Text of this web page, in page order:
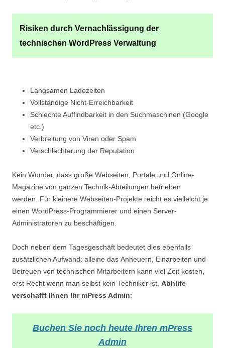
Risiken durch Vernachlässigung der
technischen WordPress Verwaltung
Langsamen Ladezeiten
Vollständige Nicht-Erreichbarkeit
Schlechte Auffindbarkeit in den Suchmaschinen (Google
etc.)
Verbreitung von Viren oder Spam
Verschlechterung der Reputation
Kein Wunder, dass große Webseiten, Portale und Online-
Magazine von ganzen Technik-Abteilungen betrieben
werden. Für kleinere Webseiten-Projekte reicht es vielleicht je
einen WordPress-Programmierer und einen Server-
Administratoren zu beschäftigen.
Doch neben dem Tagesgeschäft bedeutet dies ebenfalls
zusätzlichen Aufwand: alleine das Anheuern, Einarbeiten und
Betreuen von technischen Mitarbeitern kann viel Zeit kosten,
erst Recht wenn man selbst kein Techniker ist. Abhlife
verschafft Ihnen Ihr mPress Admin:
Buchen Sie noch heute Ihren mPress
Admin